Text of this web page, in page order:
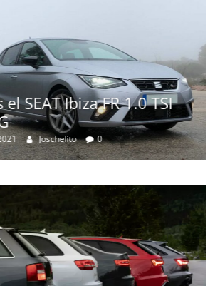
SEAT Ibiza FR 1.0 TSI
Joschelito 0